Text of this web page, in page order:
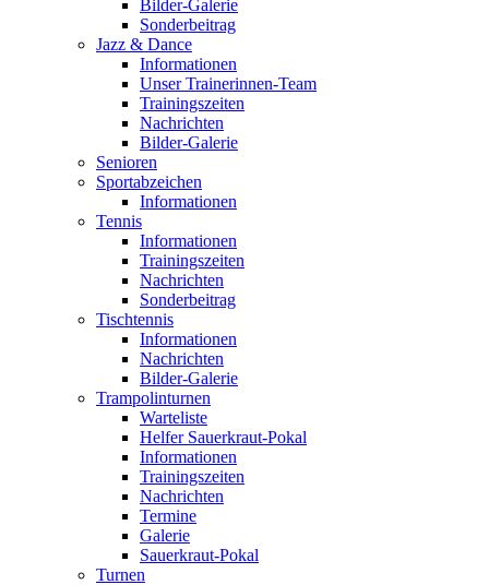
Bilder-Galerie
Sonderbeitrag
Jazz & Dance
Informationen
Unser Trainerinnen-Team
Trainingszeiten
Nachrichten
Bilder-Galerie
Senioren
Sportabzeichen
Informationen
Tennis
Informationen
Trainingszeiten
Nachrichten
Sonderbeitrag
Tischtennis
Informationen
Nachrichten
Bilder-Galerie
Trampolinturnen
Warteliste
Helfer Sauerkraut-Pokal
Informationen
Trainingszeiten
Nachrichten
Termine
Galerie
Sauerkraut-Pokal
Turnen